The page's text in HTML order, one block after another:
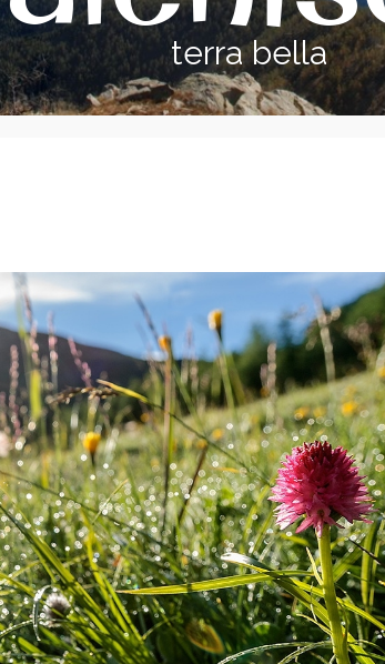
terra bella